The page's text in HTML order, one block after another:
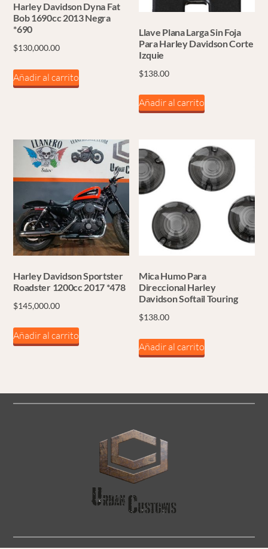
Harley Davidson Dyna Fat
Bob 1690cc 2013 Negra
*690
$130,000.00
Añadir al carrito
Llave Plana Larga Sin Foja
Para Harley Davidson Corte
Izquie
$138.00
Añadir al carrito
Harley Davidson Sportster
Roadster 1200cc 2017 *478
$145,000.00
Añadir al carrito
Mica Humo Para
Direccional Harley
Davidson Softail Touring
$138.00
Añadir al carrito